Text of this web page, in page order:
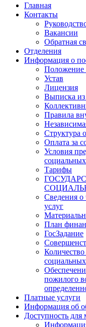
Главная
Контакты
Вакансии
Обратная
Отделения
Информация о
Положение
Устав
Лицензия
Выписка из
Правила
Структура
Оплата за
Условия
Тарифы
Сведения о
услуг
План
ГосЗадание
пожилого
Платные услуги
Информация об
Доступность